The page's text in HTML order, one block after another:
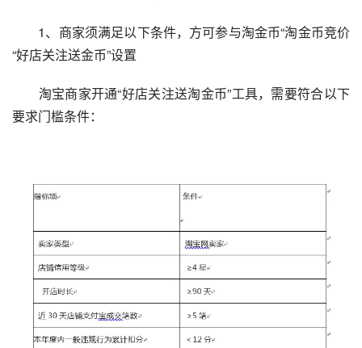
1、商家须满足以下条件，方可参与淘金币“淘金币竞价
“好店关注送金币”设置
淘宝商家开通“好店关注送淘金币”工具，需要符合以下
要求门槛条件：